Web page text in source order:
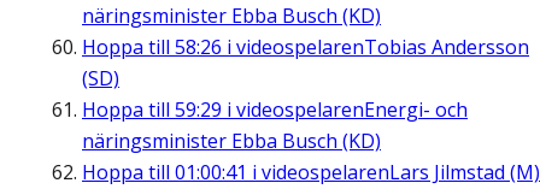
näringsminister Ebba Busch (KD)
Hoppa till 58:26 i videospelarenTobias Andersson
(SD)
Hoppa till 59:29 i videospelarenEnergi- och
näringsminister Ebba Busch (KD)
Hoppa till 01:00:41 i videospelarenLars Jilmstad (M)